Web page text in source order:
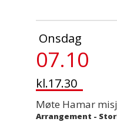
Onsdag
07.10
kl.17.30
Møte Hamar
Arrangement -